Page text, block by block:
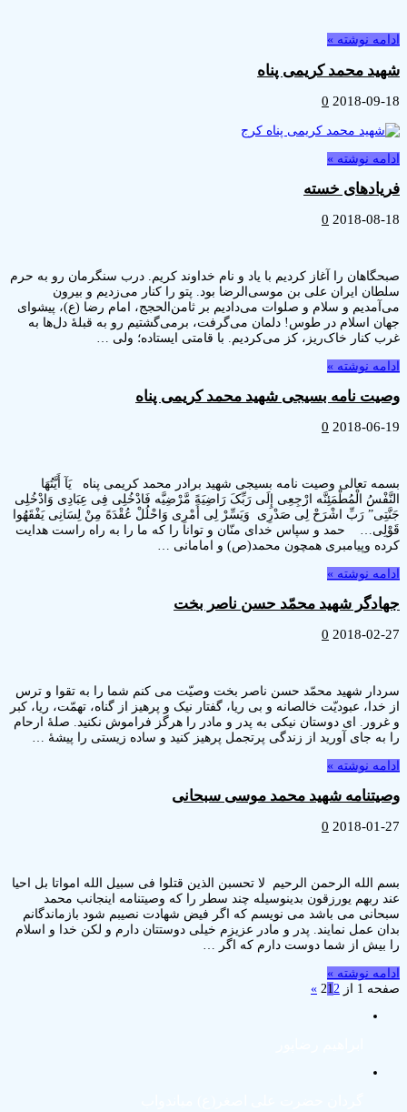
نوشته »
محمد کریمی پناه
2018-
0
نوشته »
خسته
2018-
0
را آغاز کردیم با یاد و نام خداوند کریم. درب سنگرمان رو به حرم
ایران علی بن موسی‌الرضا بود. پتو را کنار می‌زدیم و بیرون
و سلام و صلوات می‌دادیم بر ثامن‌الحجج، امام رضا (ع)، پیشوای
اسلام در طوس! دلمان می‌گرفت، برمی‌گشتیم رو به قبلۀ دل‌ها به
خاک‌ریز، کز می‌کردیم. با قامتی ایستاده؛ ولی …
نوشته »
نامه بسیجی شهید محمد کریمی پناه
2018-
0
تعالی وصیت نامه بسیجی شهید برادر محمد کریمی پناه یَآ أَیَّتُهَا
الْمُطْمَئِنَّه ارْجِعِى إِلَى‏ رَبِّکَ رَاضِیَهً مَّرْضِیَّه فَادْخُلِى فِى عِبَادِى وَادْخُلِى
رَبِّ اشْرَحْ لِی صَدْرِی وَیَسِّرْ لِی أَمْرِی وَاحْلُلْ عُقْدَهً مِنْ لِسَانِی یَفْقَهُوا
حمد و سپاس خدای منّان و توانا را که ما را به راه راست هدایت
وپیامبری همچون محمد(ص) و امامانی …
نوشته »
شهید محمّد حسن ناصر بخت
2018-
0
شهید محمّد حسن ناصر بخت وصیّت می کنم شما را به تقوا و ترس
عبودیّت خالصانه و بی ریا، گفتار نیک و پرهیز از گناه، تهمّت، ریا، کبر
ای دوستان نیکی به پدر و مادر را هرگز فراموش نکنید. صلۀ ارحام
جای آورید از زندگی پرتجمل پرهیز کنید و ساده زیستی را پیشۀ …
نوشته »
شهید محمد موسی سبحانی
2018-
0
الرحمن الرحیم لا تحسبن الذین قتلوا فی سبیل الله امواتا بل احیا
یورزقون بدینوسیله چند سطر را که وصیتنامه اینجانب محمد
می باشد می نویسم که اگر فیض شهادت نصیبم شود بازماندگانم
عمل نمایند. پدر و مادر عزیزم خیلی دوستتان دارم و لکن خدا و اسلام
از شما دوست دارم که اگر …
نوشته »
2
1 2